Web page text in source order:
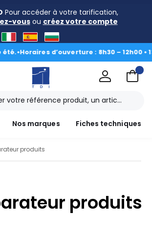
Pour accéder à votre tarification,
vousou créez votre compte
•Horaires d’ouverture : 8h30 – 12h00 •
Nos marques Fiches techniques
produits
produits